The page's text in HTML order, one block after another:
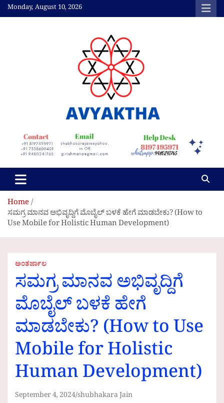
Skip
to
Monday, August 10, 2026
Avyaktha Bulletin:
Connecting Temples,
Professionals, &
Communities
Home
ಸಮಗ್ರ ಮಾನವ ಅಭಿವೃದ್ದಿಗೆ ಮೊಬೈಲ್ ಬಳಕೆ ಹೇಗೆ ಮಾಡಬೇಕು? (How to
Use Mobile for Holistic Human Development)
ಅಂತರ್ಜಾಲ
ಸಮಗ್ರ ಮಾನವ ಅಭಿವೃದ್ದಿಗೆ
ಮೊಬೈಲ್ ಬಳಕೆ ಹೇಗೆ
ಮಾಡಬೇಕು? (How to Use
Mobile for Holistic
Human Development)
September 4, 2024shubhakara Jain